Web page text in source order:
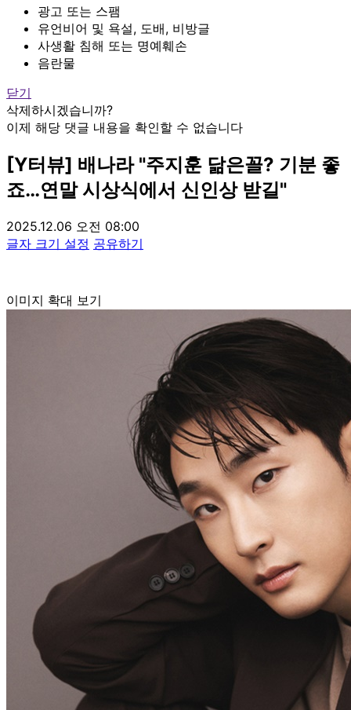
광고 또는 스팸
유언비어 및 욕설, 도배, 비방글
사생활 침해 또는 명예훼손
음란물
닫기
삭제하시겠습니까?
이제 해당 댓글 내용을 확인할 수 없습니다
[Y터뷰] 배나라 "주지훈 닮은꼴? 기분 좋
죠…연말 시상식에서 신인상 받길"
2025.12.06 오전 08:00
글자 크기 설정 공유하기
이미지 확대 보기